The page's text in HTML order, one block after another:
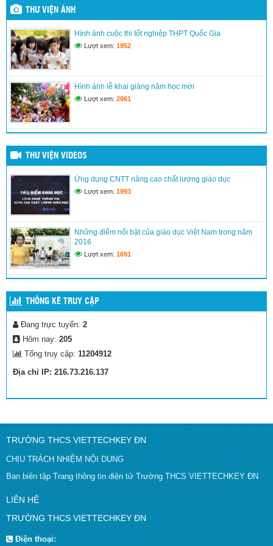
(24/03/2017)
Kế hoạch đổi mới giáo dục nâng cao chất lượng dạy và học
(24/03/2017)
THƯ VIỆN ẢNH
Hình ảnh cuộc thi tốt nghiệp THPT Quốc Gia
Lượt xem: 1952
Hình ảnh lễ khai giảng năm học mới
Lượt xem: 2061
THƯ VIỆN VIDEOS
Ứng dụng CNTT nâng cao chất lượng giáo dục
Lượt xem: 1993
Những điểm nổi bật của giáo dục Việt Nam trong năm
2016
Lượt xem: 1691
THỐNG KÊ TRUY CẬP
Đang trực tuyến: 2
Hôm nay: 205
Tổng truy cập: 11204912
Địa chỉ IP: 216.73.216.137
TRƯỜNG THCS VIETTECHKEY ĐN
CHỊU TRÁCH NHIỆM NỘI DUNG
Ban biên tập Trang thông tin điện tử Trường THCS VIETTECHKEY ĐN
LIÊN HỆ
TRƯỜNG THCS VIETTECHKEY ĐN
Điện thoại: